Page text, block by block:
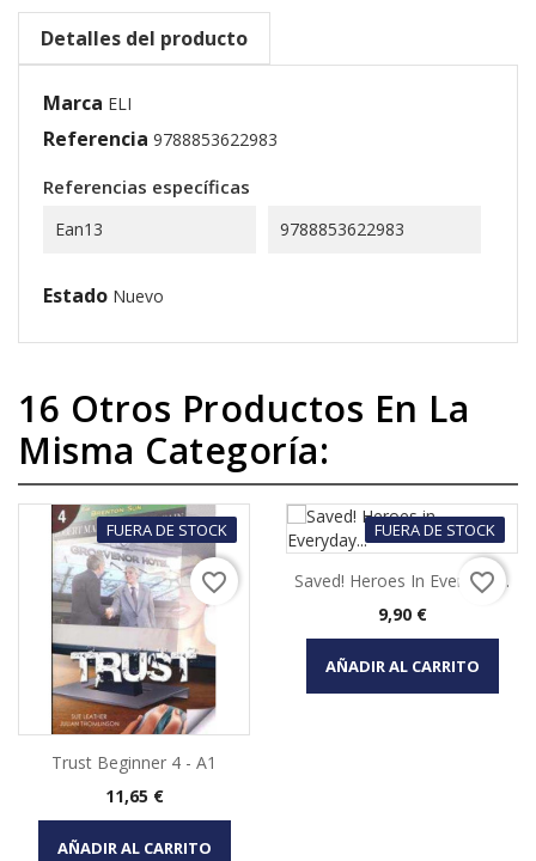
Detalles del producto
Marca ELI
Referencia 9788853622983
Referencias específicas
Ean13 9788853622983
Estado Nuevo
16 Otros Productos En La
Misma Categoría:
FUERA DE STOCK
Trust Beginner 4 - A1
Precio
11,65 €
AÑADIR AL CARRITO
favorite_border
FUERA DE STOCK
Saved! Heroes In Everyday...
Precio
9,90 €
AÑADIR AL CARRITO
favorite_border